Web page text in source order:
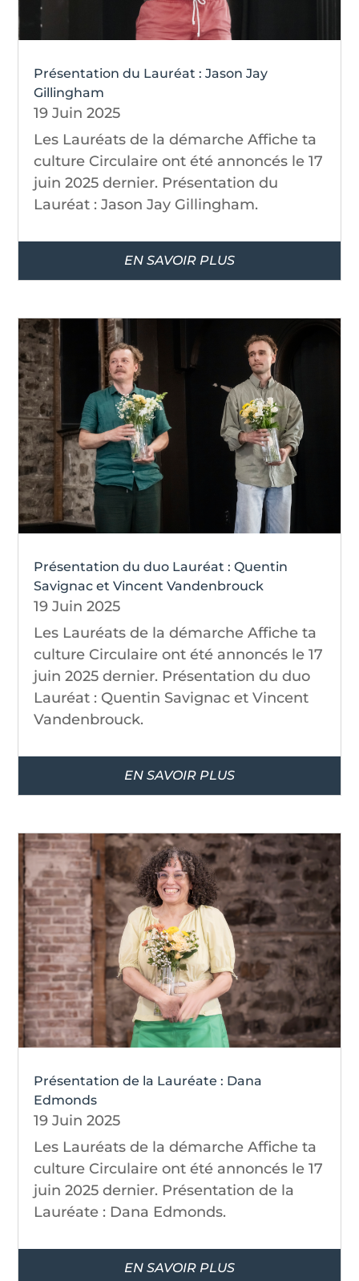
Présentation du Lauréat : Jason Jay
Gillingham
19 Juin 2025
Les Lauréats de la démarche Affiche ta
culture Circulaire ont été annoncés le 17
juin 2025 dernier. Présentation du
Lauréat : Jason Jay Gillingham.
EN SAVOIR PLUS
Présentation du duo Lauréat : Quentin
Savignac et Vincent Vandenbrouck
19 Juin 2025
Les Lauréats de la démarche Affiche ta
culture Circulaire ont été annoncés le 17
juin 2025 dernier. Présentation du duo
Lauréat : Quentin Savignac et Vincent
Vandenbrouck.
EN SAVOIR PLUS
Présentation de la Lauréate : Dana
Edmonds
19 Juin 2025
Les Lauréats de la démarche Affiche ta
culture Circulaire ont été annoncés le 17
juin 2025 dernier. Présentation de la
Lauréate : Dana Edmonds.
EN SAVOIR PLUS